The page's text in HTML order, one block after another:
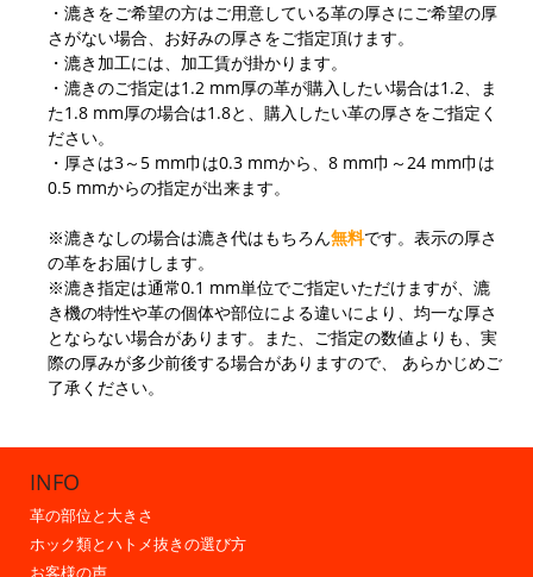
・漉きをご希望の方はご用意している革の厚さにご希望の厚
さがない場合、お好みの厚さをご指定頂けます。
・漉き加工には、加工賃が掛かります。
・漉きのご指定は1.2 mm厚の革が購入したい場合は1.2、ま
た1.8 mm厚の場合は1.8と、購入したい革の厚さをご指定く
ださい。
・厚さは3～5 mm巾は0.3 mmから、8 mm巾～24 mm巾は
0.5 mmからの指定が出来ます。
※漉きなしの場合は漉き代はもちろん無料です。表示の厚さ
の革をお届けします。
※漉き指定は通常0.1 mm単位でご指定いただけますが、漉
き機の特性や革の個体や部位による違いにより、均一な厚さ
とならない場合があります。また、ご指定の数値よりも、実
際の厚みが多少前後する場合がありますので、 あらかじめご
了承ください。
INFO
革の部位と大きさ
ホック類とハトメ抜きの選び方